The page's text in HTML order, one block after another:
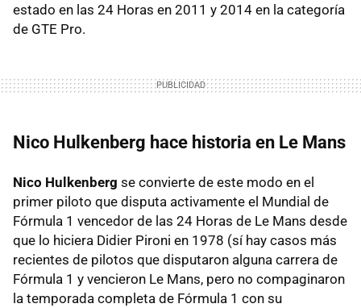
estado en las 24 Horas en 2011 y 2014 en la categoría
de GTE Pro.
Nico Hulkenberg hace historia en Le Mans
Nico Hulkenberg se convierte de este modo en el
primer piloto que disputa activamente el Mundial de
Fórmula 1 vencedor de las 24 Horas de Le Mans desde
que lo hiciera Didier Pironi en 1978 (sí hay casos más
recientes de pilotos que disputaron alguna carrera de
Fórmula 1 y vencieron Le Mans, pero no compaginaron
la temporada completa de Fórmula 1 con su